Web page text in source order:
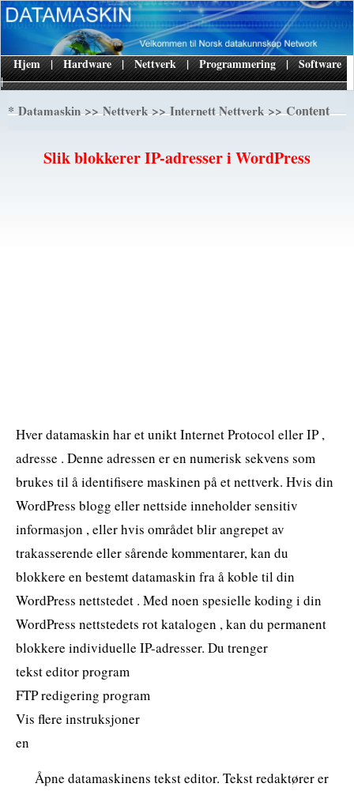
|
Hjem | Hardware | Nettverk | Programmering | Software
*Datamaskin>>Nettverk>>Internett Nettverk>> Content
Slik blokkerer IP-adresser i WordPress
Hver datamaskin har et unikt Internet Protocol eller IP ,
adresse . Denne adressen er en numerisk sekvens som
brukes til å identifisere maskinen på et nettverk. Hvis din
WordPress blogg eller nettside inneholder sensitiv
informasjon , eller hvis området blir angrepet av
trakasserende eller sårende kommentarer, kan du
blokkere en bestemt datamaskin fra å koble til din
WordPress nettstedet . Med noen spesielle koding i din
WordPress nettstedets rot katalogen , kan du permanent
blokkere individuelle IP-adresser. Du trenger
tekst editor program
FTP redigering program
Vis flere instruksjoner
en
Åpne datamaskinens tekst editor. Tekst redaktører er